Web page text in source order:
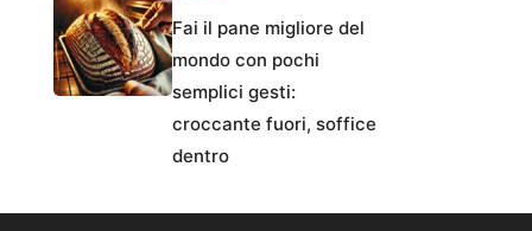
Fai il pane migliore del
mondo con pochi
semplici gesti:
croccante fuori, soffice
dentro